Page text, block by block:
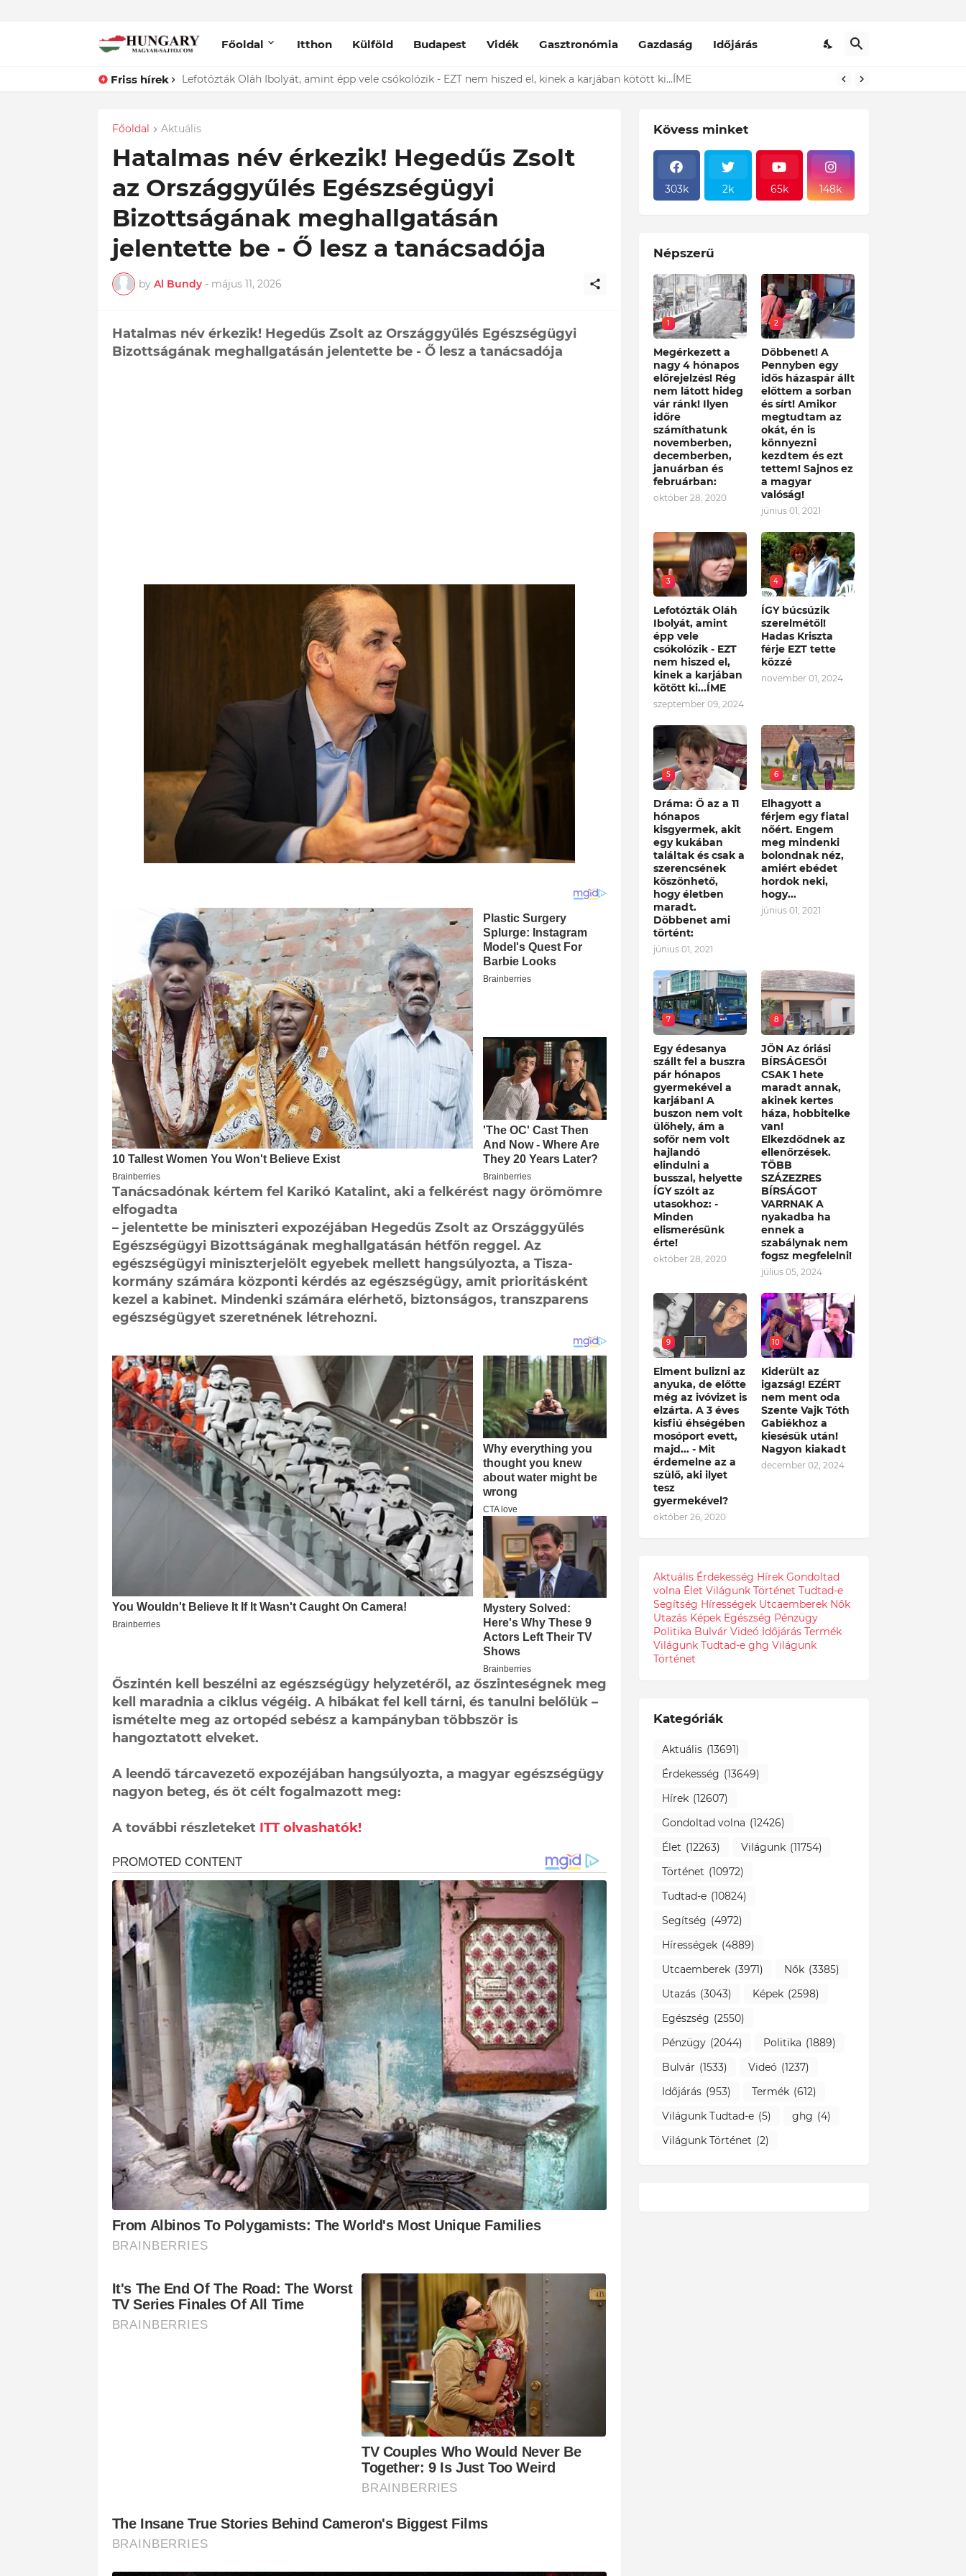
Főoldal Itthon Külföld Budapest Vidék Gasztronómia Gazdaság Időjárás
Friss hírek Lefotózták Oláh Ibolyát, amint épp vele csókolózik - EZT nem hiszed el, kinek a karjában kötött ki...ÍME
Főoldal Aktuális
Hatalmas név érkezik! Hegedűs Zsolt
az Országgyűlés Egészségügyi
Bizottságának meghallgatásán
jelentette be - Ő lesz a tanácsadója
by Al Bundy - május 11, 2026
Hatalmas név érkezik! Hegedűs Zsolt az Országgyűlés Egészségügyi
Bizottságának meghallgatásán jelentette be - Ő lesz a tanácsadója
Tanácsadónak kértem fel Karikó Katalint, aki a felkérést nagy örömömre
elfogadta
– jelentette be miniszteri expozéjában Hegedűs Zsolt az Országgyűlés
Egészségügyi Bizottságának meghallgatásán hétfőn reggel. Az
egészségügyi miniszterjelölt egyebek mellett hangsúlyozta, a Tisza-
kormány számára központi kérdés az egészségügy, amit prioritásként
kezel a kabinet. Mindenki számára elérhető, biztonságos, transzparens
egészségügyet szeretnének létrehozni.
Őszintén kell beszélni az egészségügy helyzetéről, az őszinteségnek meg
kell maradnia a ciklus végéig. A hibákat fel kell tárni, és tanulni belőlük –
ismételte meg az ortopéd sebész a kampányban többször is
hangoztatott elveket.
A leendő tárcavezető expozéjában hangsúlyozta, a magyar egészségügy
nagyon beteg, és öt célt fogalmazott meg:
A további részleteket ITT olvashatók!
Kövess minket
303k 2k 65k 148k
Népszerű
1
Megérkezett a
nagy 4 hónapos
előrejelzés! Rég
nem látott hideg
vár ránk! Ilyen
időre
számíthatunk
novemberben,
decemberben,
januárban és
februárban:
október 28, 2020
2
Döbbenet! A
Pennyben egy
idős házaspár állt
előttem a sorban
és sírt! Amikor
megtudtam az
okát, én is
könnyezni
kezdtem és ezt
tettem! Sajnos ez
a magyar
valóság!
június 01, 2021
3
Lefotózták Oláh
Ibolyát, amint
épp vele
csókolózik - EZT
nem hiszed el,
kinek a karjában
kötött ki...ÍME
szeptember 09, 2024
4
ÍGY búcsúzik
szerelmétől!
Hadas Kriszta
férje EZT tette
közzé
november 01, 2024
5
Dráma: Ő az a 11
hónapos
kisgyermek, akit
egy kukában
találtak és csak a
szerencsének
köszönhető,
hogy életben
maradt.
Döbbenet ami
történt:
június 01, 2021
6
Elhagyott a
férjem egy fiatal
nőért. Engem
meg mindenki
bolondnak néz,
amiért ebédet
hordok neki,
hogy...
június 01, 2021
7
Egy édesanya
szállt fel a buszra
pár hónapos
gyermekével a
karjában! A
buszon nem volt
ülőhely, ám a
sofőr nem volt
hajlandó
elindulni a
busszal, helyette
ÍGY szólt az
utasokhoz: -
Minden
elismerésünk
érte!
október 28, 2020
8
JÖN Az óriási
BÍRSÁGESŐ!
CSAK 1 hete
maradt annak,
akinek kertes
háza, hobbitelke
van!
Elkezdődnek az
ellenőrzések.
TÖBB
SZÁZEZRES
BÍRSÁGOT
VARRNAK A
nyakadba ha
ennek a
szabálynak nem
fogsz megfelelni!
július 05, 2024
9
Elment bulizni az
anyuka, de előtte
még az ivóvizet is
elzárta. A 3 éves
kisfiú éhségében
mosóport evett,
majd... - Mit
érdemelne az a
szülő, aki ilyet
tesz
gyermekével?
október 26, 2020
10
Kiderült az
igazság! EZÉRT
nem ment oda
Szente Vajk Tóth
Gabiékhoz a
kiesésük után!
Nagyon kiakadt
december 02, 2024
Aktuális Érdekesség Hírek Gondoltad
volna Élet Világunk Történet Tudtad-e
Segítség Hírességek Utcaemberek Nők
Utazás Képek Egészség Pénzügy
Politika Bulvár Videó Időjárás Termék
Világunk Tudtad-e ghg Világunk
Történet
Kategóriák
Aktuális (13691)
Érdekesség (13649)
Hírek (12607)
Gondoltad volna (12426)
Élet (12263) Világunk (11754)
Történet (10972)
Tudtad-e (10824)
Segítség (4972)
Hírességek (4889)
Utcaemberek (3971) Nők (3385)
Utazás (3043) Képek (2598)
Egészség (2550)
Pénzügy (2044) Politika (1889)
Bulvár (1533) Videó (1237)
Időjárás (953) Termék (612)
Világunk Tudtad-e (5) ghg (4)
Világunk Történet (2)